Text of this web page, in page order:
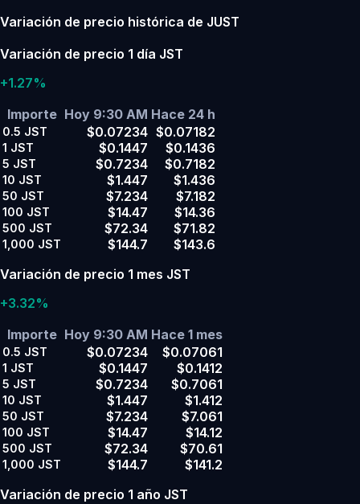
Variación de precio histórica de JUST
Variación de precio 1 día JST
+1.27%
Importe Hoy 9:30 AM Hace 24 h
0.5 JST $0.07234 $0.07182
1 JST $0.1447 $0.1436
5 JST $0.7234 $0.7182
10 JST $1.447 $1.436
50 JST $7.234 $7.182
100 JST $14.47 $14.36
500 JST $72.34 $71.82
1,000 JST $144.7
$143.6
Variación de precio 1 mes JST
+3.32%
Importe Hoy 9:30 AM Hace 1 mes
0.5 JST $0.07234 $0.07061
1 JST $0.1447 $0.1412
5 JST $0.7234 $0.7061
10 JST $1.447 $1.412
50 JST $7.234 $7.061
100 JST $14.47 $14.12
500 JST $72.34 $70.61
1,000 JST $144.7
$141.2
Variación de precio 1 año JST